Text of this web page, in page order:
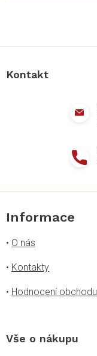
Kontakt
Informace
• O nás
• Kontakty
• Hodnocení obchodu
Vše o nákupu